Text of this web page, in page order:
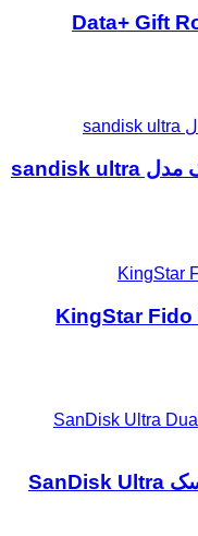
فلش 256 گیگ دوسر otg سن دیسک SanDisk Ultra